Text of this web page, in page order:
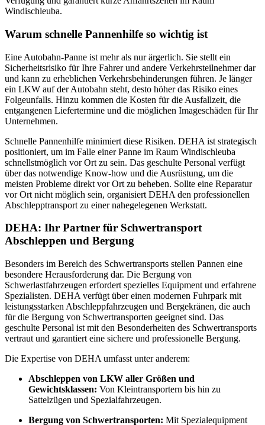
Windischleuba.
Warum schnelle Pannenhilfe so wichtig ist
Eine Autobahn-Panne ist mehr als nur ärgerlich. Sie stellt ein
Sicherheitsrisiko für Ihre Fahrer und andere Verkehrsteilnehmer dar
und kann zu erheblichen Verkehrsbehinderungen führen. Je länger
ein LKW auf der Autobahn steht, desto höher das Risiko eines
Folgeunfalls. Hinzu kommen die Kosten für die Ausfallzeit, die
entgangenen Liefertermine und die möglichen Imageschäden für Ihr
Unternehmen.
Schnelle Pannenhilfe minimiert diese Risiken. DEHA ist strategisch
positioniert, um im Falle einer Panne im Raum Windischleuba
schnellstmöglich vor Ort zu sein. Das geschulte Personal verfügt
über das notwendige Know-how und die Ausrüstung, um die
meisten Probleme direkt vor Ort zu beheben. Sollte eine Reparatur
vor Ort nicht möglich sein, organisiert DEHA den professionellen
Abschlepptransport zu einer nahegelegenen Werkstatt.
DEHA: Ihr Partner für Schwertransport
Abschleppen und Bergung
Besonders im Bereich des Schwertransports stellen Pannen eine
besondere Herausforderung dar. Die Bergung von
Schwerlastfahrzeugen erfordert spezielles Equipment und erfahrene
Spezialisten. DEHA verfügt über einen modernen Fuhrpark mit
leistungsstarken Abschleppfahrzeugen und Bergekränen, die auch
für die Bergung von Schwertransporten geeignet sind. Das
geschulte Personal ist mit den Besonderheiten des Schwertransports
vertraut und garantiert eine sichere und professionelle Bergung.
Die Expertise von DEHA umfasst unter anderem:
Abschleppen von LKW aller Größen und
Gewichtsklassen: Von Kleintransportern bis hin zu
Sattelzügen und Spezialfahrzeugen.
Bergung von Schwertransporten: Mit Spezialequipment